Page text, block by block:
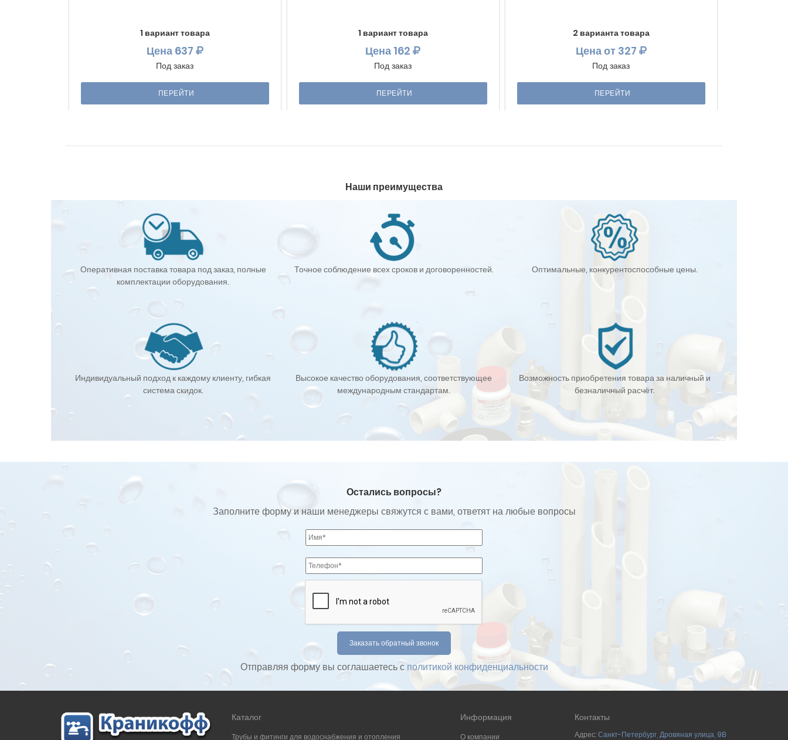
1 вариант товара
Цена637
Под заказ
ПЕРЕЙТИ
1 вариант товара
Цена 162
Под заказ
ПЕРЕЙТИ
2 варианта товара
Ценаот 327
Под заказ
ПЕРЕЙТИ
Наши преимущества
Оперативная поставка товара под заказ, полные
комплектации оборудования.
Точное соблюдение всех сроков и договоренностей. Оптимальные, конкурентоспособные цены.
Индивидуальный подход к каждому клиенту, гибкая
система скидок.
Высокое качество оборудования, соответствующее
международным стандартам.
Возможность приобретения товара за наличный и
безналичный расчёт.
Остались вопросы?
Заполните форму и наши менеджеры свяжутся с вами, ответят на любые вопросы
Отправляя форму вы соглашаетесь с политикой конфиденциальности
Каталог
Трубы и фитинги для водоснабжения и отопления
Информация
О компании
Контакты
Адрес:Санкт-Петербург, Дровяная улица, 9В